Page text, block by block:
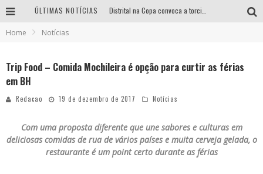
ÚLTIMAS NOTÍCIAS
Home Notícias
Trip Food – Comida Mochileira é opção para curtir as férias
em BH
Redacao 19 de dezembro de 2017 Notícias
Com uma proposta diferente que une sabores e culturas em
deliciosas comidas de rua de vários países e muita cerveja gelada, o
restaurante é um point certo durante as férias